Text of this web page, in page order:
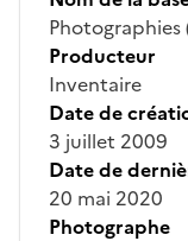
Photographies
Producteur
Inventaire
Date de
3 juillet 2009
Date de
20 mai 2020
Photographe